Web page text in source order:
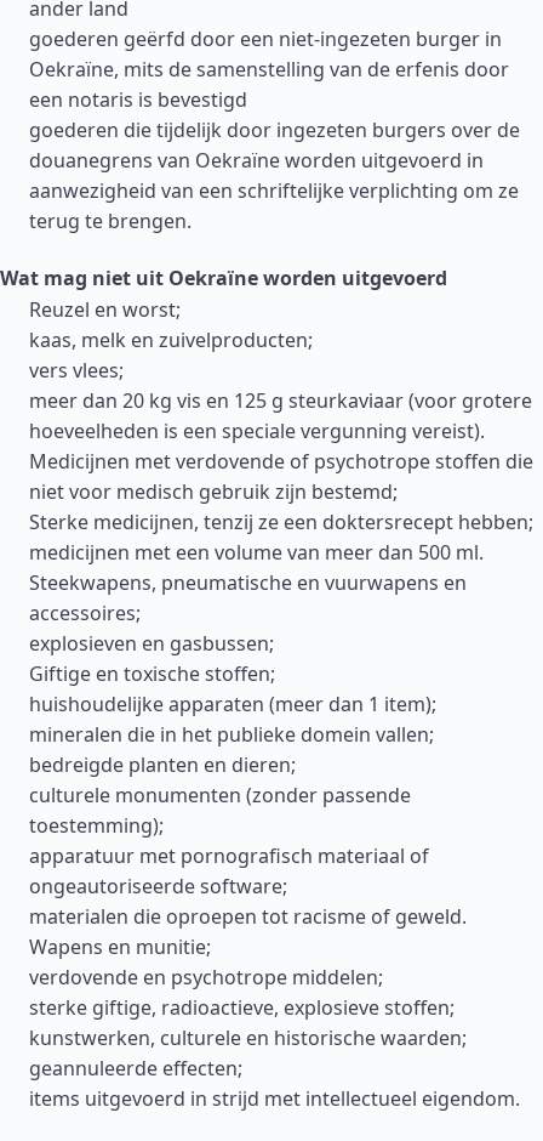
ander land
goederen geërfd door een niet-ingezeten burger in
Oekraïne, mits de samenstelling van de erfenis door
een notaris is bevestigd
goederen die tijdelijk door ingezeten burgers over de
douanegrens van Oekraïne worden uitgevoerd in
aanwezigheid van een schriftelijke verplichting om ze
terug te brengen.
Wat mag niet uit Oekraïne worden uitgevoerd
Reuzel en worst;
kaas, melk en zuivelproducten;
vers vlees;
meer dan 20 kg vis en 125 g steurkaviaar (voor grotere
hoeveelheden is een speciale vergunning vereist).
Medicijnen met verdovende of psychotrope stoffen die
niet voor medisch gebruik zijn bestemd;
Sterke medicijnen, tenzij ze een doktersrecept hebben;
medicijnen met een volume van meer dan 500 ml.
Steekwapens, pneumatische en vuurwapens en
accessoires;
explosieven en gasbussen;
Giftige en toxische stoffen;
huishoudelijke apparaten (meer dan 1 item);
mineralen die in het publieke domein vallen;
bedreigde planten en dieren;
culturele monumenten (zonder passende
toestemming);
apparatuur met pornografisch materiaal of
ongeautoriseerde software;
materialen die oproepen tot racisme of geweld.
Wapens en munitie;
verdovende en psychotrope middelen;
sterke giftige, radioactieve, explosieve stoffen;
kunstwerken, culturele en historische waarden;
geannuleerde effecten;
items uitgevoerd in strijd met intellectueel eigendom.